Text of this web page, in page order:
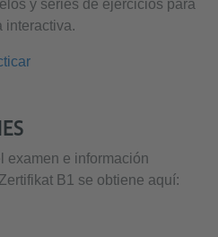
y series de ejercicios para
interactiva.
examen e información
B1 se obtiene aquí: